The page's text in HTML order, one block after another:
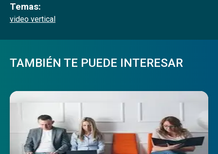
Temas:
video vertical
TAMBIÉN TE PUEDE INTERESAR